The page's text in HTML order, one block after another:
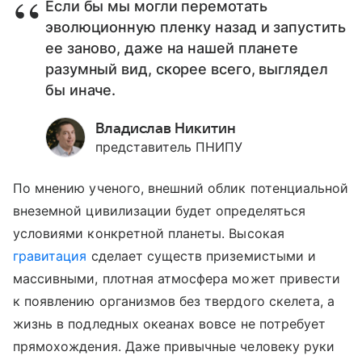
Если бы мы могли перемотать
эволюционную пленку назад и запустить
ее заново, даже на нашей планете
разумный вид, скорее всего, выглядел
бы иначе.
Владислав Никитин
представитель ПНИПУ
По мнению ученого, внешний облик потенциальной
внеземной цивилизации будет определяться
условиями конкретной планеты. Высокая
гравитация сделает существ приземистыми и
массивными, плотная атмосфера может привести
к появлению организмов без твердого скелета, а
жизнь в подледных океанах вовсе не потребует
прямохождения. Даже привычные человеку руки